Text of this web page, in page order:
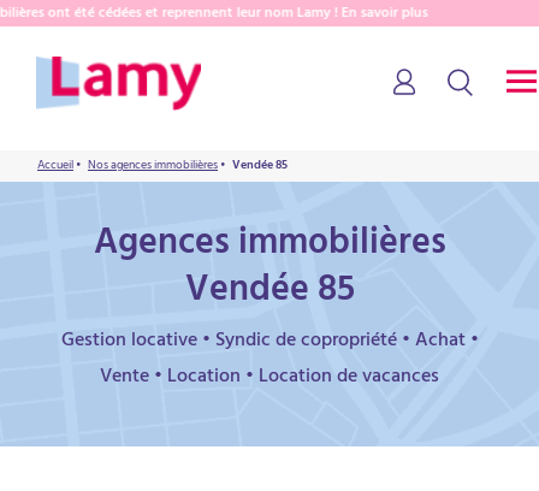
ont été cédées et reprennent leur nom Lamy ! En savoir plus
Accueil• Nos agences immobilières• Vendée 85
Agences immobilières
Vendée 85
Gestion locative • Syndic de copropriété • Achat •
Vente • Location • Location de vacances